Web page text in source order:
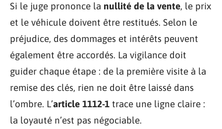
Si le juge prononce la nullité de la vente, le prix
et le véhicule doivent être restitués. Selon le
préjudice, des dommages et intérêts peuvent
également être accordés. La vigilance doit
guider chaque étape : de la première visite à la
remise des clés, rien ne doit être laissé dans
l’ombre. L’article 1112-1 trace une ligne claire :
la loyauté n’est pas négociable.